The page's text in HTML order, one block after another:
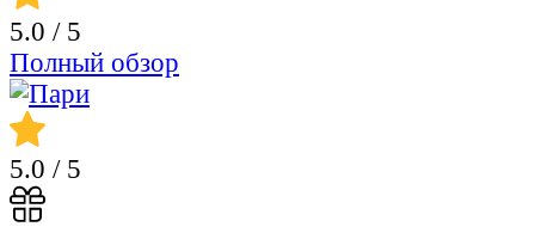
5.0 / 5
Полный обзор
5.0 / 5